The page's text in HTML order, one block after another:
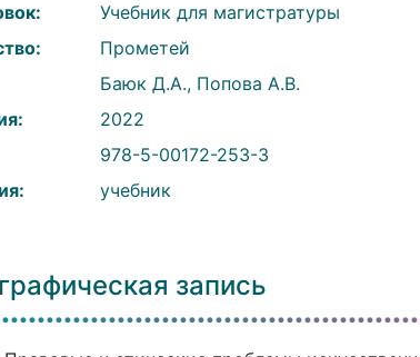
Учебник для магистратуры
Прометей
Баюк Д.А., Попова А.В.
2022
978-5-00172-253-3
учебник
запись